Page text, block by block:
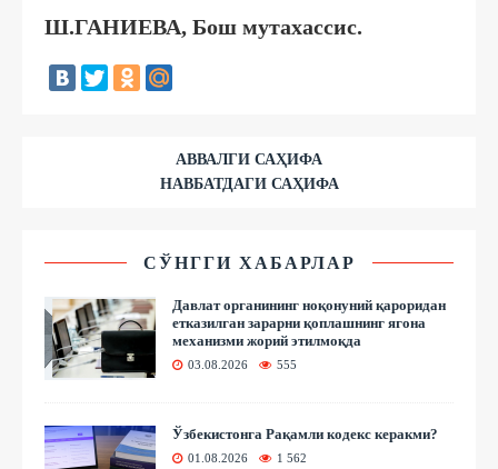
Ш.ГАНИЕВА, Бош мутахассис.
АВВАЛГИ САҲИФА
НАВБАТДАГИ САҲИФА
СЎНГГИ ХАБАРЛАР
Давлат органининг ноқонуний қароридан
етказилган зарарни қоплашнинг ягона
механизми жорий этилмоқда
03.08.2026 555
Ўзбекистонга Рақамли кодекс керакми?
01.08.2026 1 562